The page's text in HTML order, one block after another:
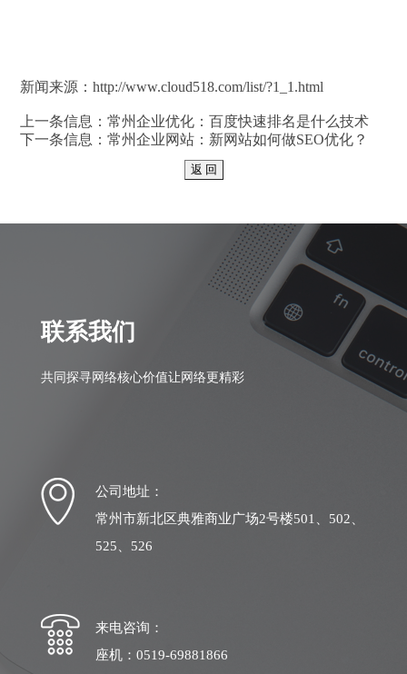
新闻来源：http://www.cloud518.com/list/?1_1.html
上一条信息：常州企业优化：百度快速排名是什么技术
下一条信息：常州企业网站：新网站如何做SEO优化？
联系我们
共同探寻网络核心价值让网络更精彩
公司地址：
常州市新北区典雅商业广场2号楼501、502、
525、526
来电咨询：
座机：0519-69881866